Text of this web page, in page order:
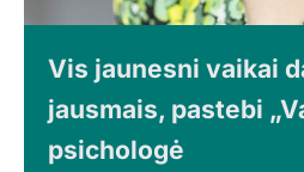
Vis jaunesni vaikai
jausmais, pastebi
psichologė